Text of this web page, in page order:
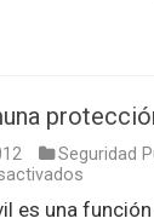
Seguridad
comuna
es una